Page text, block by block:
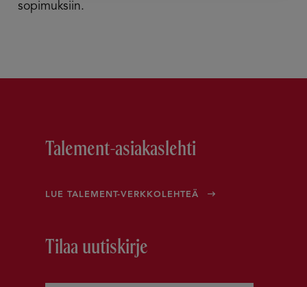
sopimuksiin.
Talement-asiakaslehti
LUE TALEMENT-VERKKOLEHTEÄ
Tilaa uutiskirje